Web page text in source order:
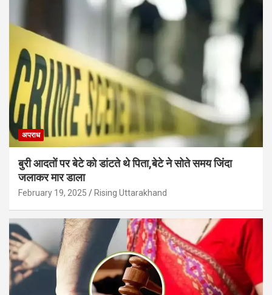
अपराध
बुरी आदतों पर बेटे को डांटते थे पिता,बेटे ने सोते समय जिंदा
जलाकर मार डाला
February 19, 2025 Rising Uttarakhand